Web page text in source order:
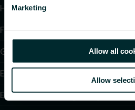
Marketing
Allow all
Allow
Heizkörper
Fußbodenheizung und -kühlung
Gebläsekonvektoren
Elektroheizung
Elektronische Regelungen